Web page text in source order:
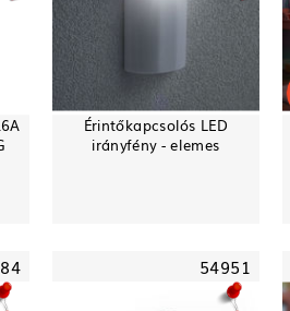
Érintőkapcsolós LED
irányfény - elemes
54951